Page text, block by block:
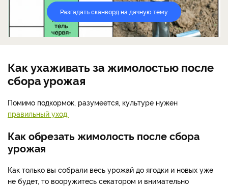
Разгадать сканворд на дачную тему
Как ухаживать за жимолостью после
сбора урожая
Помимо подкормок, разумеется, культуре нужен
правильный уход.
Как обрезать жимолость после сбора
урожая
Как только вы собрали весь урожай до ягодки и новых уже
не будет, то вооружитесь секатором и внимательно